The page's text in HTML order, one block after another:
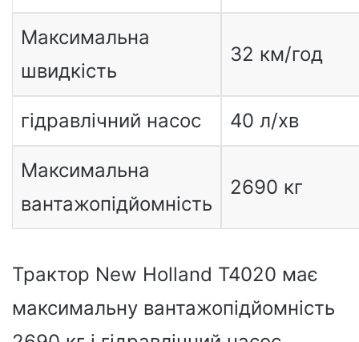
Максимальна
швидкість
32 км/год
гідравлічний насос 40 л/хв
Максимальна
вантажопідйомність
2690 кг
Трактор New Holland T4020 має
максимальну вантажопідйомність